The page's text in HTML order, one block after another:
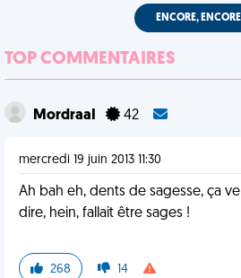
ENCORE,
TOP COMMENTAIRES
MordraaI 42
mercredi 19 juin 2013 11:30
Ah bah eh, dents de sagesse, ça
dire, hein, fallait être sages !
268 14